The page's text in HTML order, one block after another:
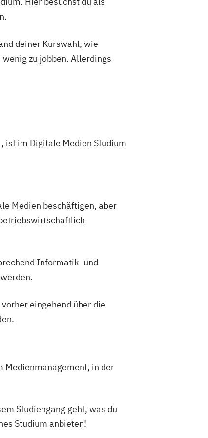
deiner Kurswahl, wie
zu jobben. Allerdings
ist im Digitale Medien Studium
Medien beschäftigen, aber
Informatik- und
eingehend über die
Medienmanagement, in der
Studiengang geht, was du
Studium anbieten!